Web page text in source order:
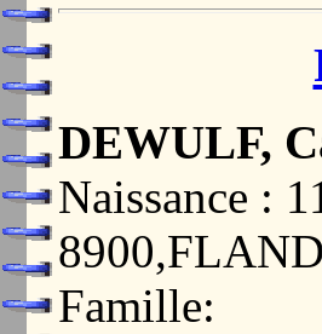
DEWULF,
Naissance :
Famille: